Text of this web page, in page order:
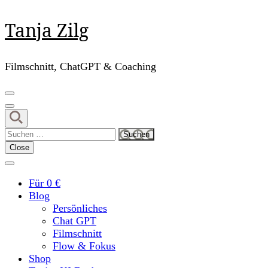
Skip
to
(Press
Enter)
Tanja Zilg
Filmschnitt, ChatGPT & Coaching
Suchen
nach:
Close
Für 0 €
Blog
Persönliches
Chat GPT
Filmschnitt
Flow & Fokus
Shop